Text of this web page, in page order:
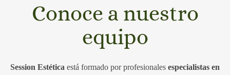
Conoce a nuestro
equipo
Session Estética está formado por profesionales especialistas en